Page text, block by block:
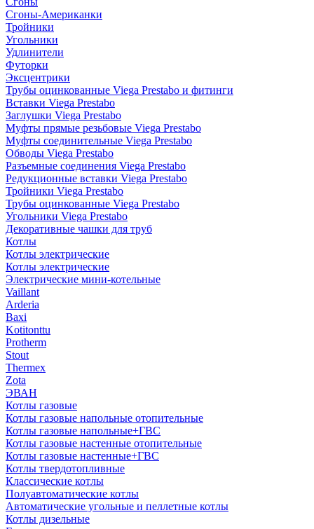
Сгоны-Американки
Тройники
Угольники
Удлинители
Футорки
Эксцентрики
Трубы оцинкованные Viega Prestabo и фитинги
Вставки Viega Prestabo
Заглушки Viega Prestabo
Муфты прямые резьбовые Viega Prestabo
Муфты соединительные Viega Prestabo
Обводы Viega Prestabo
Разъемные соединения Viega Prestabo
Редукционные вставки Viega Prestabo
Тройники Viega Prestabo
Трубы оцинкованные Viega Prestabo
Угольники Viega Prestabo
Декоративные чашки для труб
Котлы
Котлы электрические
Котлы электрические
Электрические мини-котельные
Vaillant
Arderia
Baxi
Kotitonttu
Protherm
Stout
Thermex
Zota
ЭВАН
Котлы газовые
Котлы газовые напольные отопительные
Котлы газовые напольные+ГВС
Котлы газовые настенные отопительные
Котлы газовые настенные+ГВС
Котлы твердотопливные
Классические котлы
Полуавтоматические котлы
Автоматические угольные и пеллетные котлы
Котлы дизельные